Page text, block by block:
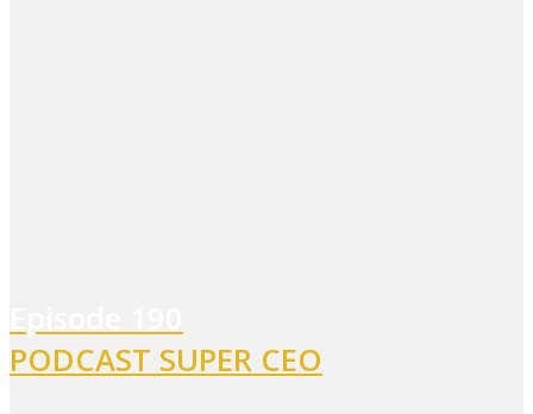
PODCAST SUPER CEO